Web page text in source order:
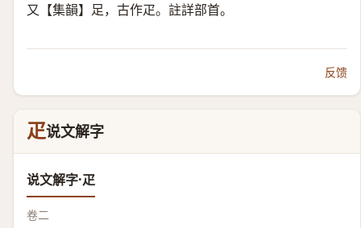
又【集韻】足，古作疋。註詳部首。
反馈
疋说文解字
说文解字·疋
卷二